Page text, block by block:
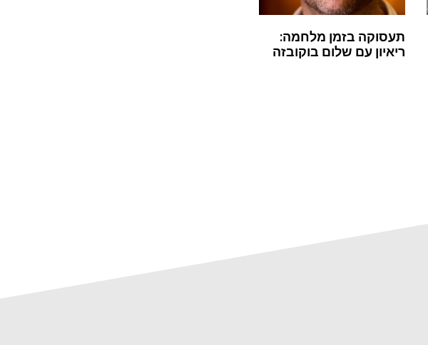
תעסוקה בזמן מלחמה:
ריאיון עם שלום בוקובזה